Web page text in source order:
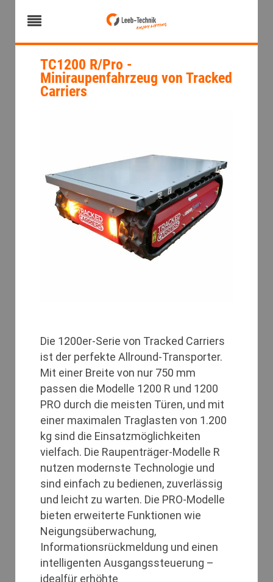
TC1200 R/Pro -
Miniraupenfahrzeug von Tracked
Carriers
Die 1200er-Serie von Tracked Carriers
ist der perfekte Allround-Transporter.
Mit einer Breite von nur 750 mm
passen die Modelle 1200 R und 1200
PRO durch die meisten Türen, und mit
einer maximalen Traglasten von 1.200
kg sind die Einsatzmöglichkeiten
vielfach. Die Raupenträger-Modelle R
nutzen modernste Technologie und
sind einfach zu bedienen, zuverlässig
und leicht zu warten. Die PRO-Modelle
bieten erweiterte Funktionen wie
Neigungsüberwachung,
Informationsrückmeldung und einen
intelligenten Ausgangssteuerung –
idealfür erhöhte